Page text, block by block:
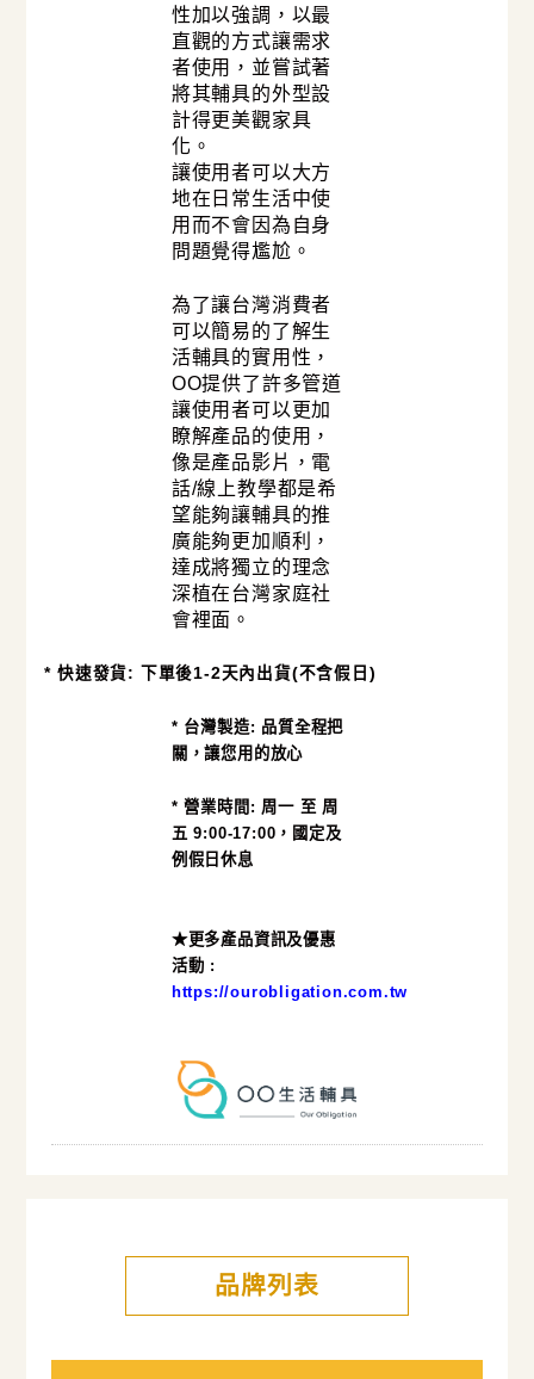
性加以強調，以最
直觀的方式讓需求
者使用，並嘗試著
將其輔具的外型設
計得更美觀家具
化。
讓使用者可以大方
地在日常生活中使
用而不會因為自身
問題覺得尷尬。
為了讓台灣消費者
可以簡易的了解生
活輔具的實用性，
OO提供了許多管道
讓使用者可以更加
瞭解產品的使用，
像是產品影片，電
話/線上教學都是希
望能夠讓輔具的推
廣能夠更加順利，
達成將獨立的理念
深植在台灣家庭社
會裡面。
* 快速發貨: 下單後1-2天內出貨(不含假日)
* 台灣製造: 品質全程把
關，讓您用的放心
* 營業時間: 周一 至 周
五 9:00-17:00，國定及
例假日休息
★更多產品資訊及優惠
活動 :
https://ourobligation.com.tw
品牌列表